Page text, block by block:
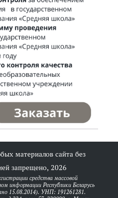
материалов сайта без
запрещено, 2026
средства массовой
информации Республики Беларусь
15.08.2014). УНП: 191261281.